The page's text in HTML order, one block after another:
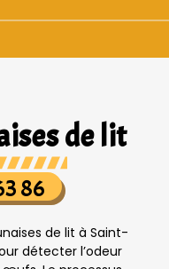
de lit
86
de lit à Saint-
détecter l’odeur